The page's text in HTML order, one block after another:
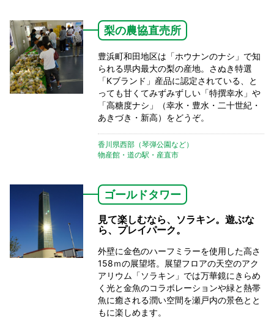
梨の農協直売所
豊浜町和田地区は「ホウナンのナシ」で知
られる県内最大の梨の産地。さぬき特選
「Kブランド」産品に認定されている、と
っても甘くてみずみずしい「特撰幸水」や
「高糖度ナシ」（幸水・豊水・二十世紀・
あきづき・新高）をどうぞ。
香川県西部（琴弾公園など）
物産館・道の駅・産直市
ゴールドタワー
見て楽しむなら、ソラキン。遊ぶな
ら、プレイパーク。
外壁に金色のハーフミラーを使用した高さ
158ｍの展望塔。展望フロアの天空のアク
アリウム「ソラキン」では万華鏡にきらめ
く光と金魚のコラボレーションや緑と熱帯
魚に癒される潤い空間を瀬戸内の景色とと
もに楽しめます。